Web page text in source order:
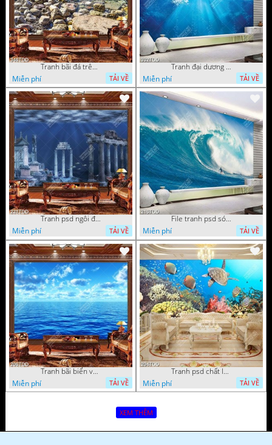
Tranh bãi đá trên biển đẹp độc đáo
Miễn phí
TẢI VỀ
Tranh đại dương 3D đẹp file psd
Miễn phí
TẢI VỀ
Tranh psd ngôi đền dưới đáy địa dương chất lượng cao
Miễn phí
TẢI VỀ
File tranh psd sóng thần
Miễn phí
TẢI VỀ
Tranh bãi biển và bầu trời xanh file psd
Miễn phí
TẢI VỀ
Tranh psd chất lượng cao san hô đại dương đẹp độc đáo
Miễn phí
TẢI VỀ
XEM THÊM